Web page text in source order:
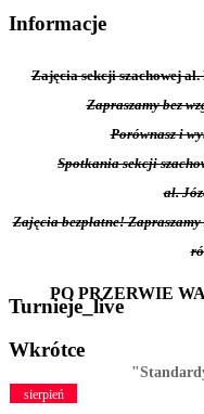
Informacje
Zajęcia sekcji szachowej
Zapraszamy bez
Porównasz i
Spotkania sekcji
al.
Zajęcia bezpłatne!
PO PRZERWIE
Turnieje_live
Wkrótce
sierpień